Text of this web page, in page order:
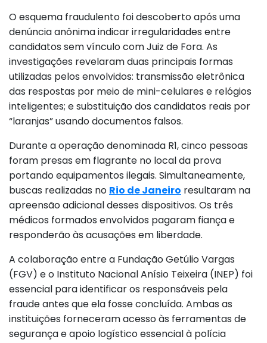
O esquema fraudulento foi descoberto após uma
denúncia anônima indicar irregularidades entre
candidatos sem vínculo com Juiz de Fora. As
investigações revelaram duas principais formas
utilizadas pelos envolvidos: transmissão eletrônica
das respostas por meio de mini-celulares e relógios
inteligentes; e substituição dos candidatos reais por
“laranjas” usando documentos falsos.
Durante a operação denominada R1, cinco pessoas
foram presas em flagrante no local da prova
portando equipamentos ilegais. Simultaneamente,
buscas realizadas no Rio de Janeiro resultaram na
apreensão adicional desses dispositivos. Os três
médicos formados envolvidos pagaram fiança e
responderão às acusações em liberdade.
A colaboração entre a Fundação Getúlio Vargas
(FGV) e o Instituto Nacional Anísio Teixeira (INEP) foi
essencial para identificar os responsáveis pela
fraude antes que ela fosse concluída. Ambas as
instituições forneceram acesso às ferramentas de
segurança e apoio logístico essencial à polícia